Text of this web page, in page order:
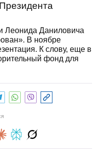
Леонида Даниловича
В ноябре
К слову, еще в
фонд для